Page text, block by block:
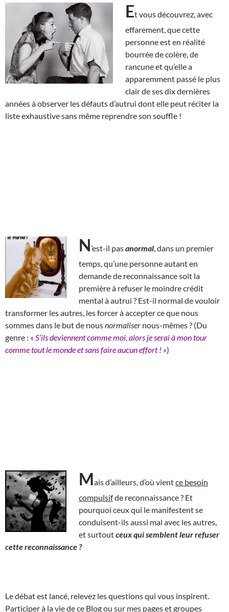
Et vous découvrez, avec
effarement, que cette
personne est en réalité
bourrée de colère, de
rancune et qu’elle a
apparemment passé le plus
clair de ses dix dernières
années à observer les défauts d’autrui dont elle peut réciter la
liste exhaustive sans même reprendre son souffle !
N’est-il pasanormal , dans un premier
temps, qu’une personne autant en
demande de reconnaissance soit la
première à refuser le moindre crédit
mental à autrui ? Est-il normal de vouloir
transformer les autres, les forcer à accepter ce que nous
sommes dans le but de nousnormaliser nous-mêmes ? (Du
genre : « S’ils deviennent comme moi, alors je serai à mon tour
comme tout le monde et sans faire aucun effort ! »)
Mais d’ailleurs, d’où vientce besoin
compulsifde reconnaissance ? Et
pourquoi ceux qui le manifestent se
conduisent-ils aussi mal avec les autres,
et surtoutceux qui semblent leur refuser
cette reconnaissance ?
Le débat est lancé, relevez les questions qui vous inspirent.
Participer à la vie de ce Blog ou sur mes pages et groupes